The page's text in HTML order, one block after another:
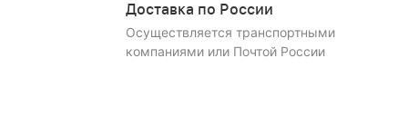
Доставка по России
Осуществляется транспортными
компаниями или Почтой России